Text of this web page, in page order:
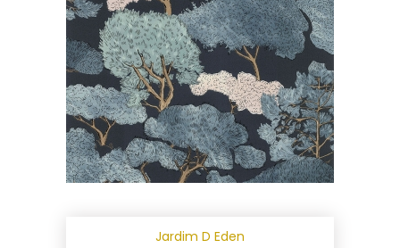
Jardim D Eden